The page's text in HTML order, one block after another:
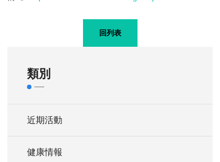
回列表
類別
近期活動
健康情報